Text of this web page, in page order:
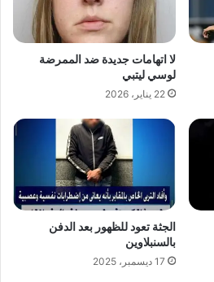
لا اتهامات جديدة ضد الممرضة
لوسي ليتبي
22 يناير، 2026
الجثة تعود للظهور بعد الدفن
بالسنبلاوين
17 ديسمبر، 2025